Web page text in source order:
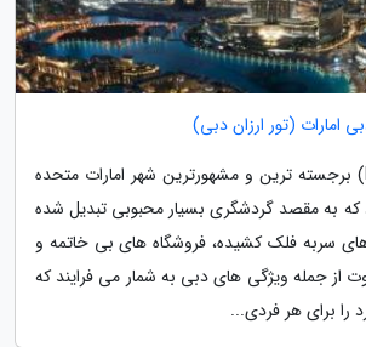
امارات (تور ارزان دبی)
دبی یا دوبی (Dubai) برجسته ترین و مشهورترین شهر امارات متحده
که به مقصد گردشگری بسیار محبوبی تبدیل شده
سربه فلک کشیده، فروشگاه های بی خاتمه و
از جمله ویژگی های دبی به شمار می فرایند که
را برای هر فردی...